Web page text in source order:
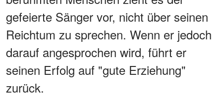
gefeierte Sänger vor, nicht über seinen
Reichtum zu sprechen. Wenn er jedoch
darauf angesprochen wird, führt er
seinen Erfolg auf "gute Erziehung"
zurück.